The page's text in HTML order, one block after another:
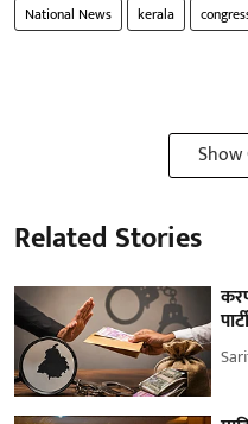
National News kerala
Related Stories